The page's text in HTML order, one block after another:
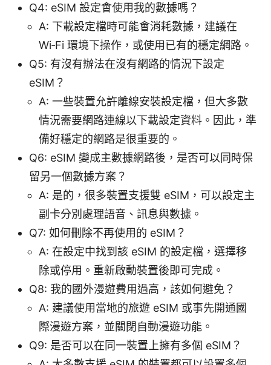
Q4: eSIM 設定會使用我的數據嗎？
A: 下載設定檔時可能會消耗數據，建議在
Wi‑Fi 環境下操作，或使用已有的穩定網路。
Q5: 有沒有辦法在沒有網路的情況下設定
eSIM？
A: 一些裝置允許離線安裝設定檔，但大多數
情況需要網路連線以下載設定資料。因此，準
備好穩定的網路是很重要的。
Q6: eSIM 變成主數據網路後，是否可以同時保
留另一個數據方案？
A: 是的，很多裝置支援雙 eSIM，可以設定主
副卡分別處理語音、訊息與數據。
Q7: 如何刪除不再使用的 eSIM？
A: 在設定中找到該 eSIM 的設定檔，選擇移
除或停用。重新啟動裝置後即可完成。
Q8: 我的國外漫遊費用過高，該如何避免？
A: 建議使用當地的旅遊 eSIM 或事先開通國
際漫遊方案，並關閉自動漫遊功能。
Q9: 是否可以在同一裝置上擁有多個 eSIM？